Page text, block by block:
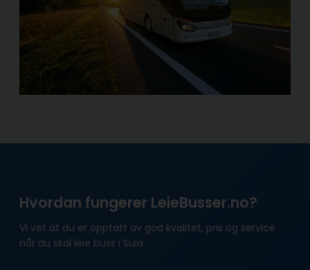
Hvordan fungerer LeieBusser.no?
Vi vet at du er opptatt av god kvalitet, pris og service
når du skal leie buss i Sula.